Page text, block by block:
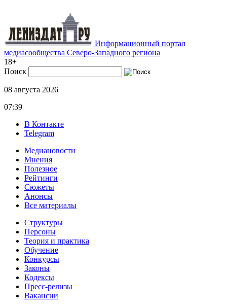
Информационный портал
медиасообщества Северо-Западного региона
18+
Поиск
08 августа 2026
07:39
В Контакте
Telegram
Медиановости
Мнения
Полезное
Рейтинги
Сюжеты
Анонсы
Все материалы
Структуры
Персоны
Теория и практика
Обучение
Конкурсы
Законы
Кодексы
Пресс-релизы
Вакансии